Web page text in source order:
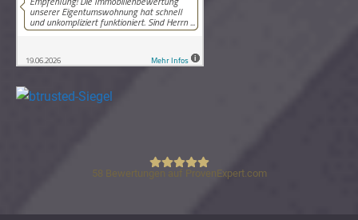
Lutz Schneider Immobilienbewertung
58 Bewertungen auf ProvenExpert.com